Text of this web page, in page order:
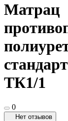
Матрац
ТК1/1
0
Нет отзывов